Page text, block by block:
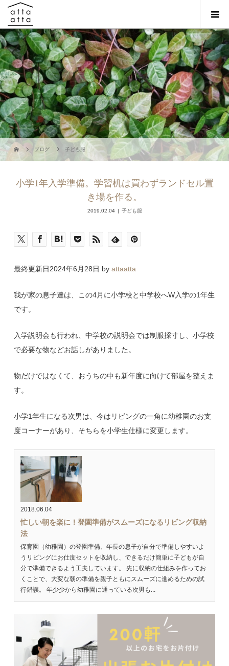
ブログ 子ども服
小学1年入学準備。学習机は買わずランドセル置
き場を作る。
2019.02.04 子ども服
最終更新日2024年6月28日 byattaatta
我が家の息子達は、この4月に小学校と中学校へW入学の1年生
です。
入学説明会も行われ、中学校の説明会では制服採寸し、小学校
で必要な物などお話しがありました。
物だけではなくて、おうちの中も新年度に向けて部屋を整えま
す。
小学1年生になる次男は、今はリビングの一角に幼稚園のお支
度コーナーがあり、そちらを小学生仕様に変更します。
2018.06.04
忙しい朝を楽に！登園準備がスムーズになるリビング収納
法
保育園（幼稚園）の登園準備、年長の息子が自分で準備しやすいよ
うリビングにお仕度セットを収納し、できるだけ簡単に子どもが自
分で準備できるよう工夫しています。 先に収納の仕組みを作ってお
くことで、大変な朝の準備を親子ともにスムーズに進めるための試
行錯誤。 年少少から幼稚園に通っている次男も...